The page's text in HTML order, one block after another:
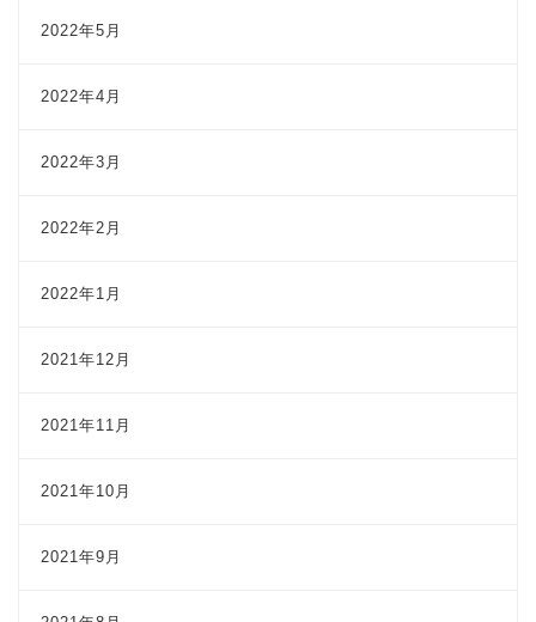
2022年5月
2022年4月
2022年3月
2022年2月
2022年1月
2021年12月
2021年11月
2021年10月
2021年9月